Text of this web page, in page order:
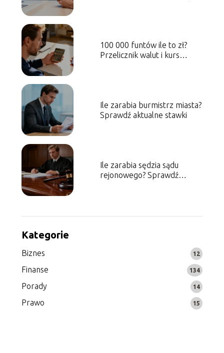
100 000 funtów ile to zł?
Przelicznik walut i kurs
Ile zarabia burmistrz miasta?
Sprawdź aktualne stawki
Ile zarabia sędzia sądu
rejonowego? Sprawdź
Kategorie
Biznes 12
Finanse 134
Porady 14
Prawo 15